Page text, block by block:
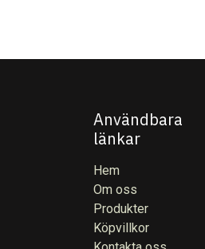
Användbara
länkar
Hem
Om oss
Produkter
Köpvillkor